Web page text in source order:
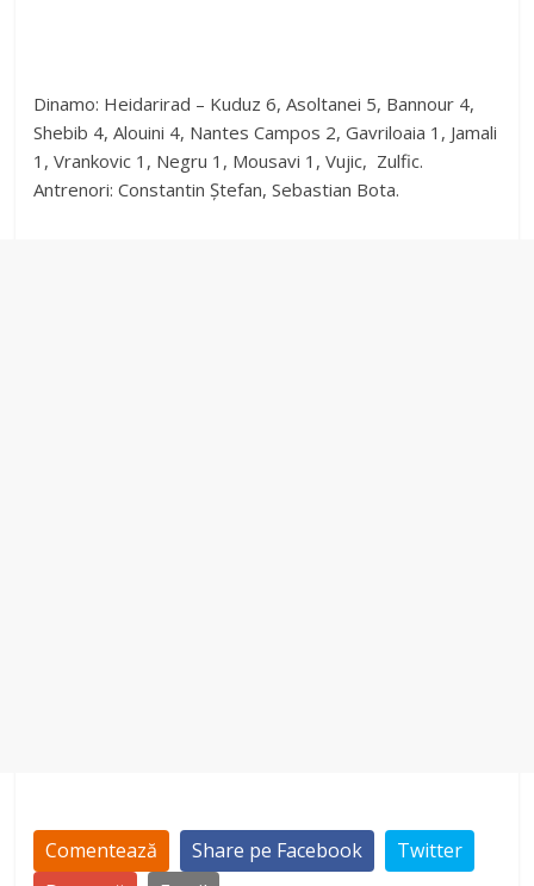
Dinamo: Heidarirad – Kuduz 6, Asoltanei 5, Bannour 4,
Shebib 4, Alouini 4, Nantes Campos 2, Gavriloaia 1, Jamali
1, Vrankovic 1, Negru 1, Mousavi 1, Vujic, Zulfic.
Antrenori: Constantin Ștefan, Sebastian Bota.
Comentează Share pe Facebook
Twitter